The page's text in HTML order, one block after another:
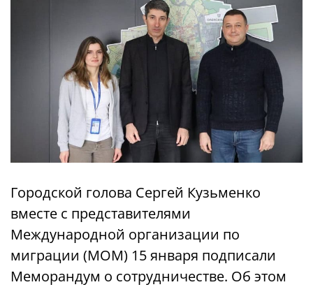
Городской голова Сергей Кузьменко
вместе с представителями
Международной организации по
миграции (МОМ) 15 января подписали
Меморандум о сотрудничестве. Об этом